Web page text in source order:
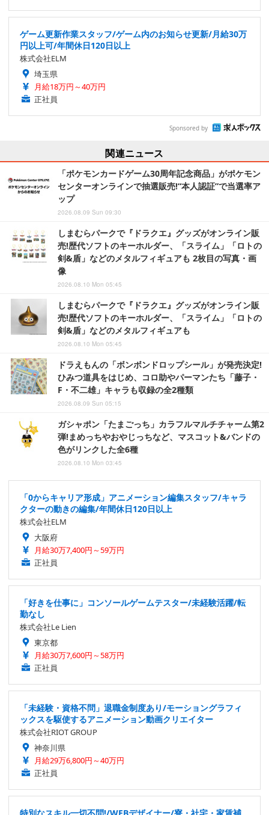
ゲーム更新作業スタッフ/ゲーム内のお知らせ更新/月給30万
円以上可/年間休日120日以上
株式会社ELM
埼玉県
月給18万円～40万円
正社員
Sponsored by
関連ニュース
「ポケモンカードゲーム30周年記念商品」がポケモン
センターオンラインで抽選販売!“本人認証”で当選率ア
ップ
2026.08.09 Sun 09:30
しまむらパークで『ドラクエ』グッズがオンライン販
売!歴代ソフトのキーホルダー、「スライム」「ロトの
剣&盾」などのメタルフィギュアも 2枚目の写真・画
像
2026.08.10 Mon 05:45
しまむらパークで『ドラクエ』グッズがオンライン販
売!歴代ソフトのキーホルダー、「スライム」「ロトの
剣&盾」などのメタルフィギュアも
2026.08.10 Mon 05:45
ドラえもんの「ボンボンドロップシール」が発売決定!
ひみつ道具をはじめ、コロ助やパーマンたち「藤子・
F・不二雄」キャラも収録の全2種類
2026.08.09 Sun 05:15
ガシャポン「たまごっち」カラフルマルチチャーム第2
弾!まめっちやおやじっちなど、マスコット&バンドの
色がリンクした全6種
2026.08.10 Mon 03:45
「0からキャリア形成」アニメーション編集スタッフ/キャラ
クターの動きの編集/年間休日120日以上
株式会社ELM
大阪府
月給30万7,400円～59万円
正社員
「好きを仕事に」コンソールゲームテスター/未経験活躍/転
勤なし
株式会社Le Lien
東京都
月給30万7,600円～58万円
正社員
「未経験・資格不問」退職金制度あり/モーショングラフィ
ックスを駆使するアニメーション動画クリエイター
株式会社RIOT GROUP
神奈川県
月給29万6,800円～40万円
正社員